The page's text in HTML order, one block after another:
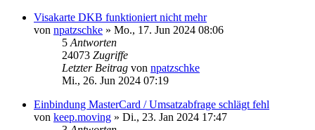
Visakarte DKB funktioniert nicht mehr
von npatzschke » Mo., 17. Jun 2024 08:06
5 Antworten
24073 Zugriffe
Letzter Beitrag von npatzschke
Mi., 26. Jun 2024 07:19
Einbindung MasterCard / Umsatzabfrage schlägt fehl
von keep.moving » Di., 23. Jan 2024 17:47